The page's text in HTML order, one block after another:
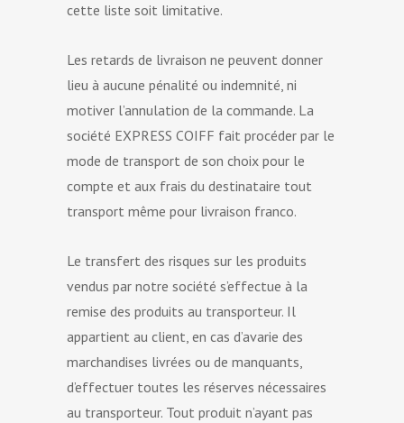
cette liste soit limitative.
Les retards de livraison ne peuvent donner
lieu à aucune pénalité ou indemnité, ni
motiver l’annulation de la commande. La
société EXPRESS COIFF fait procéder par le
mode de transport de son choix pour le
compte et aux frais du destinataire tout
transport même pour livraison franco.
Le transfert des risques sur les produits
vendus par notre société s’effectue à la
remise des produits au transporteur. Il
appartient au client, en cas d’avarie des
marchandises livrées ou de manquants,
d’effectuer toutes les réserves nécessaires
au transporteur. Tout produit n’ayant pas